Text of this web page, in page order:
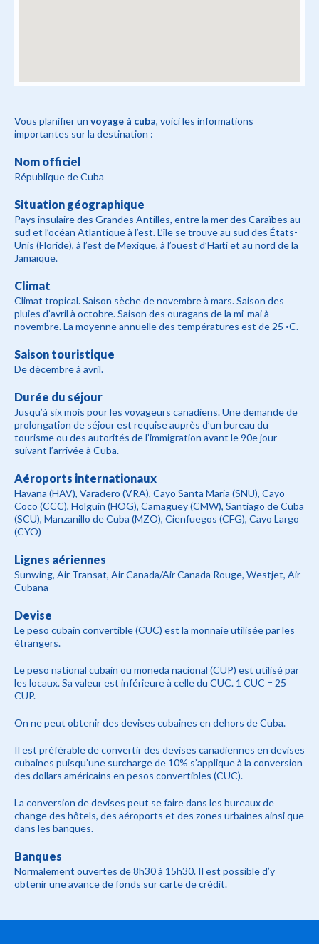
Vous planifier un voyage à cuba, voici les informations
importantes sur la destination :
Nom officiel
République de Cuba
Situation géographique
Pays insulaire des Grandes Antilles, entre la mer des Caraïbes au
sud et l’océan Atlantique à l’est. L’île se trouve au sud des États-
Unis (Floride), à l’est de Mexique, à l’ouest d’Haïti et au nord de la
Jamaïque.
Climat
Climat tropical. Saison sèche de novembre à mars. Saison des
pluies d’avril à octobre. Saison des ouragans de la mi-mai à
novembre. La moyenne annuelle des températures est de 25 ◦C.
Saison touristique
De décembre à avril.
Durée du séjour
Jusqu’à six mois pour les voyageurs canadiens. Une demande de
prolongation de séjour est requise auprès d’un bureau du
tourisme ou des autorités de l’immigration avant le 90e jour
suivant l’arrivée à Cuba.
Aéroports internationaux
Havana (HAV), Varadero (VRA), Cayo Santa Maria (SNU), Cayo
Coco (CCC), Holguin (HOG), Camaguey (CMW), Santiago de Cuba
(SCU), Manzanillo de Cuba (MZO), Cienfuegos (CFG), Cayo Largo
(CYO)
Lignes aériennes
Sunwing, Air Transat, Air Canada/Air Canada Rouge, Westjet, Air
Cubana
Devise
Le peso cubain convertible (CUC) est la monnaie utilisée par les
étrangers.
Le peso national cubain ou moneda nacional (CUP) est utilisé par
les locaux. Sa valeur est inférieure à celle du CUC. 1 CUC = 25
CUP.
On ne peut obtenir des devises cubaines en dehors de Cuba.
Il est préférable de convertir des devises canadiennes en devises
cubaines puisqu’une surcharge de 10% s’applique à la conversion
des dollars américains en pesos convertibles (CUC).
La conversion de devises peut se faire dans les bureaux de
change des hôtels, des aéroports et des zones urbaines ainsi que
dans les banques.
Banques
Normalement ouvertes de 8h30 à 15h30. Il est possible d’y
obtenir une avance de fonds sur carte de crédit.